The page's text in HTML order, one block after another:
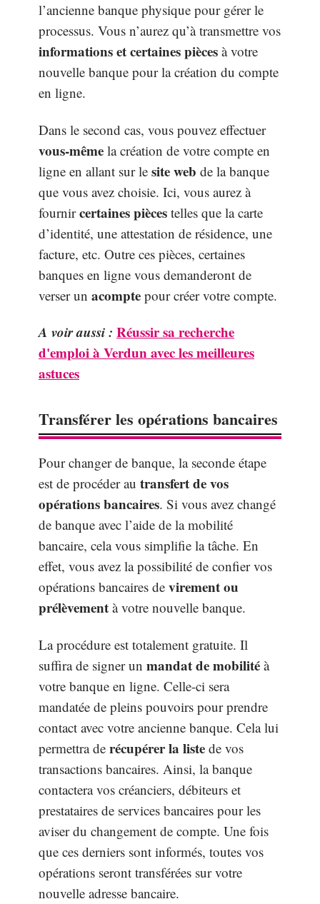
l’ancienne banque physique pour gérer le
processus. Vous n’aurez qu’à transmettre vos
informations et certaines pièces à votre
nouvelle banque pour la création du compte
en ligne.
Dans le second cas, vous pouvez effectuer
vous-même la création de votre compte en
ligne en allant sur le site web de la banque
que vous avez choisie. Ici, vous aurez à
fournircertaines pièces telles que la carte
d’identité, une attestation de résidence, une
facture, etc. Outre ces pièces, certaines
banques en ligne vous demanderont de
verser un acompte pour créer votre compte.
A voir aussi : Réussir sa recherche
d'emploi à Verdun avec les meilleures
astuces
Transférer les opérations bancaires
Pour changer de banque, la seconde étape
est de procéder au transfert de vos
opérationsbancaires. Si vous avez changé
de banque avec l’aide de la mobilité
bancaire, cela vous simplifie la tâche. En
effet, vous avez la possibilité de confier vos
opérations bancaires de virement ou
prélèvement à votre nouvelle banque.
La procédure est totalement gratuite. Il
suffira de signer un mandat de mobilité à
votre banque en ligne. Celle-ci sera
mandatée de pleins pouvoirs pour prendre
contact avec votre ancienne banque. Cela lui
permettra de récupérer la liste de vos
transactions bancaires. Ainsi, la banque
contactera vos créanciers, débiteurs et
prestataires de services bancaires pour les
aviser du changement de compte. Une fois
que ces derniers sont informés, toutes vos
opérations seront transférées sur votre
nouvelle adresse bancaire.